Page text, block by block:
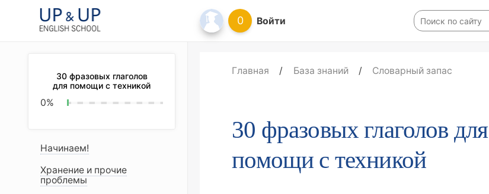
0 Войти
30 фразовых глаголов
для помощи с техникой
0%
Начинаем!
Хранение и прочие
проблемы
Главная / База знаний / Словарный запас
30 фразовых глаголов для
помощи с техникой